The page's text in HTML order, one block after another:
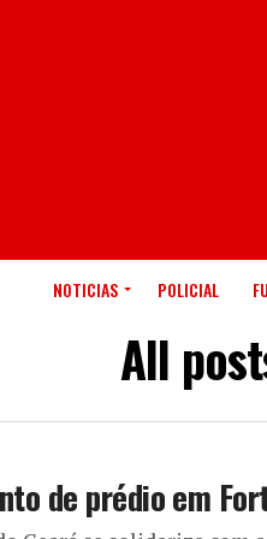
NOTICIAS POLICIAL
All
de prédio em